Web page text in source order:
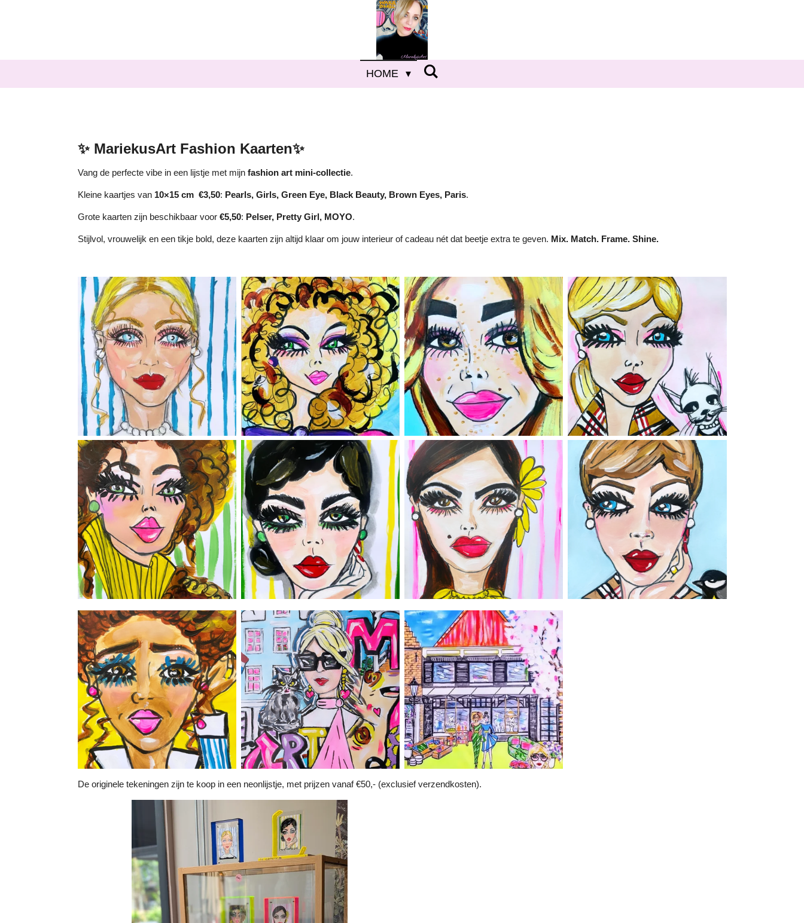
HOME
✨ MariekusArt Fashion Kaarten✨
Vang de perfecte vibe in een lijstje met mijn fashion art mini-collectie.
Kleine kaartjes van 10×15 cm €3,50: Pearls, Girls, Green Eye, Black Beauty, Brown Eyes, Paris.
Grote kaarten zijn beschikbaar voor €5,50: Pelser, Pretty Girl, MOYO.
Stijlvol, vrouwelijk en een tikje bold, deze kaarten zijn altijd klaar om jouw interieur of cadeau nét dat beetje extra te geven. Mix. Match. Frame. Shine.
De originele tekeningen zijn te koop in een neonlijstje, met prijzen vanaf €50,- (exclusief verzendkosten).